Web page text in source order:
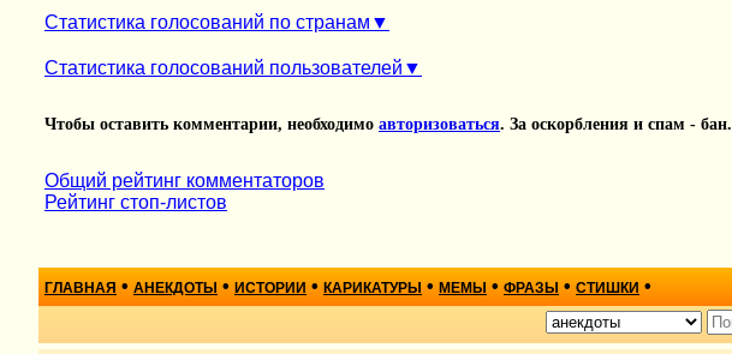
Статистика голосований по странам
Статистика голосований пользователей
Чтобы оставить комментарии, необходимо авторизоваться. За оскорбления и спам - бан.
Общий рейтинг комментаторов
Рейтинг стоп-листов
ГЛАВНАЯ • АНЕКДОТЫ • ИСТОРИИ • КАРИКАТУРЫ • МЕМЫ • ФРАЗЫ • СТИШКИ •